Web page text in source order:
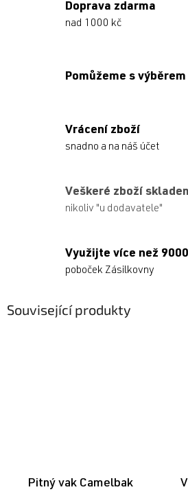
Doprava zdarma
nad 1000 kč
Pomůžeme s výběrem
Vrácení zboží
snadno a na náš účet
Veškeré zboží
nikoliv "u dodavatele"
Využijte více než 9000
poboček Zásilkovny
Související produkty
Pitný vak Camelbak